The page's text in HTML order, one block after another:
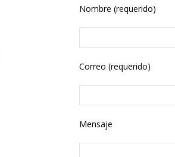
Nombre (requerido)
Correo (requerido)
Mensaje